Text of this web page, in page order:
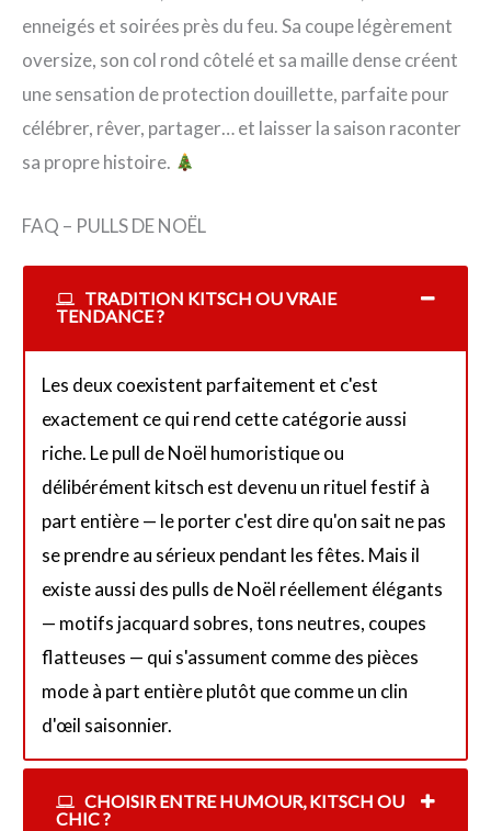
enneigés et soirées près du feu. Sa coupe légèrement
oversize, son col rond côtelé et sa maille dense créent
une sensation de protection douillette, parfaite pour
célébrer, rêver, partager… et laisser la saison raconter
sa propre histoire.
FAQ – PULLS DE NOËL
TRADITION KITSCH OU VRAIE
TENDANCE ?
Les deux coexistent parfaitement et c'est
exactement ce qui rend cette catégorie aussi
riche. Le pull de Noël humoristique ou
délibérément kitsch est devenu un rituel festif à
part entière — le porter c'est dire qu'on sait ne pas
se prendre au sérieux pendant les fêtes. Mais il
existe aussi des pulls de Noël réellement élégants
— motifs jacquard sobres, tons neutres, coupes
flatteuses — qui s'assument comme des pièces
mode à part entière plutôt que comme un clin
d'œil saisonnier.
CHOISIR ENTRE HUMOUR, KITSCH OU
CHIC ?